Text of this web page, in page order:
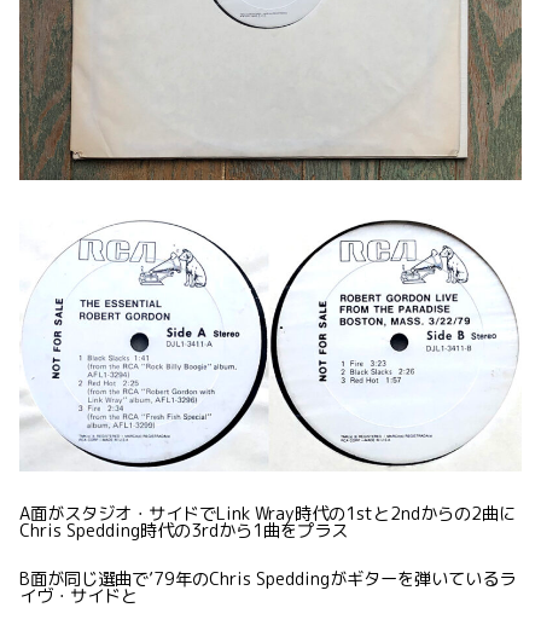
A面がスタジオ・サイドでLink Wray時代の1stと2ndからの2曲に
Chris Spedding時代の3rdから1曲をプラス
B面が同じ選曲で’79年のChris Speddingがギターを弾いているラ
イヴ・サイドと